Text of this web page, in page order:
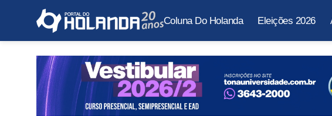
Coluna Do Holanda Eleições 2026